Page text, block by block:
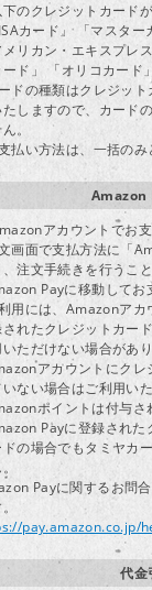
下のクレジットカード
カード」 「マスター
メリカン・エキスプレ
ド」 「オリコカード」
ドの種類はクレジッ
たしますので、カード
。
払い方法は、一括のみ
Amazon
アカウントでお
画面で支払方法に「
、注文手続きを行うこ
Payに移動してお
用には、Amazonアカ
れたクレジットカー
ただけない場合があり
アカウントにクレ
ない場合はご利用いた
ポイントは付与さ
Payに登録された
ドの場合でもタミヤカ
Payに関するお問
pay.amazon.co.jp/
代金